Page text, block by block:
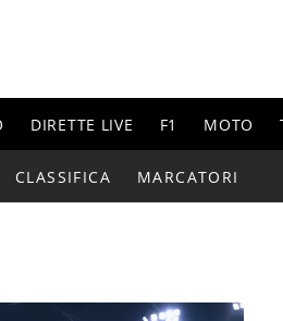
DIRETTE LIVE F1 MOTO
CLASSIFICA MARCATORI